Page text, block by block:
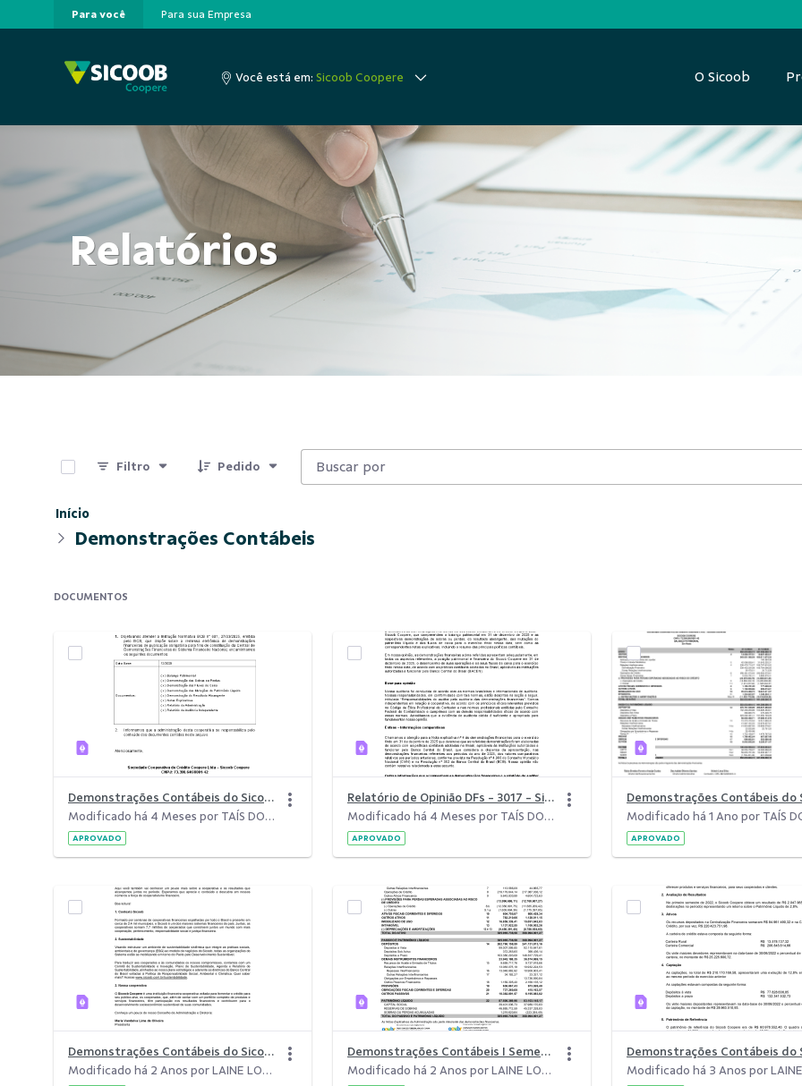
Pular para o Conteúdo principal
Para você Para sua Empresa
Você está em:Sicoob Coopere O Sicoob
Relatórios
Filtro Pedido
Início
Demonstrações Contábeis
DOCUMENTOS
Demonstrações Contábeis do Sicoob Coopere 12.2025
Modificado há 4 Meses por TAÍS DOS SANTOS SILVA.
APROVADO
Relatório de Opinião DFs - 3017 - Sicoob Coopere
Modificado há 4 Meses por TAÍS DOS SANTOS SILVA.
APROVADO APROVADO
Demonstrações Contábeis do Sicoob Coopere - 2023.pdf
Modificado há 2 Anos por LAINE LOPES DA SILVA.
Demonstrações Contábeis I Semestre 2023.pdf
Modificado há 2 Anos por LAINE LOPES DA SILVA.